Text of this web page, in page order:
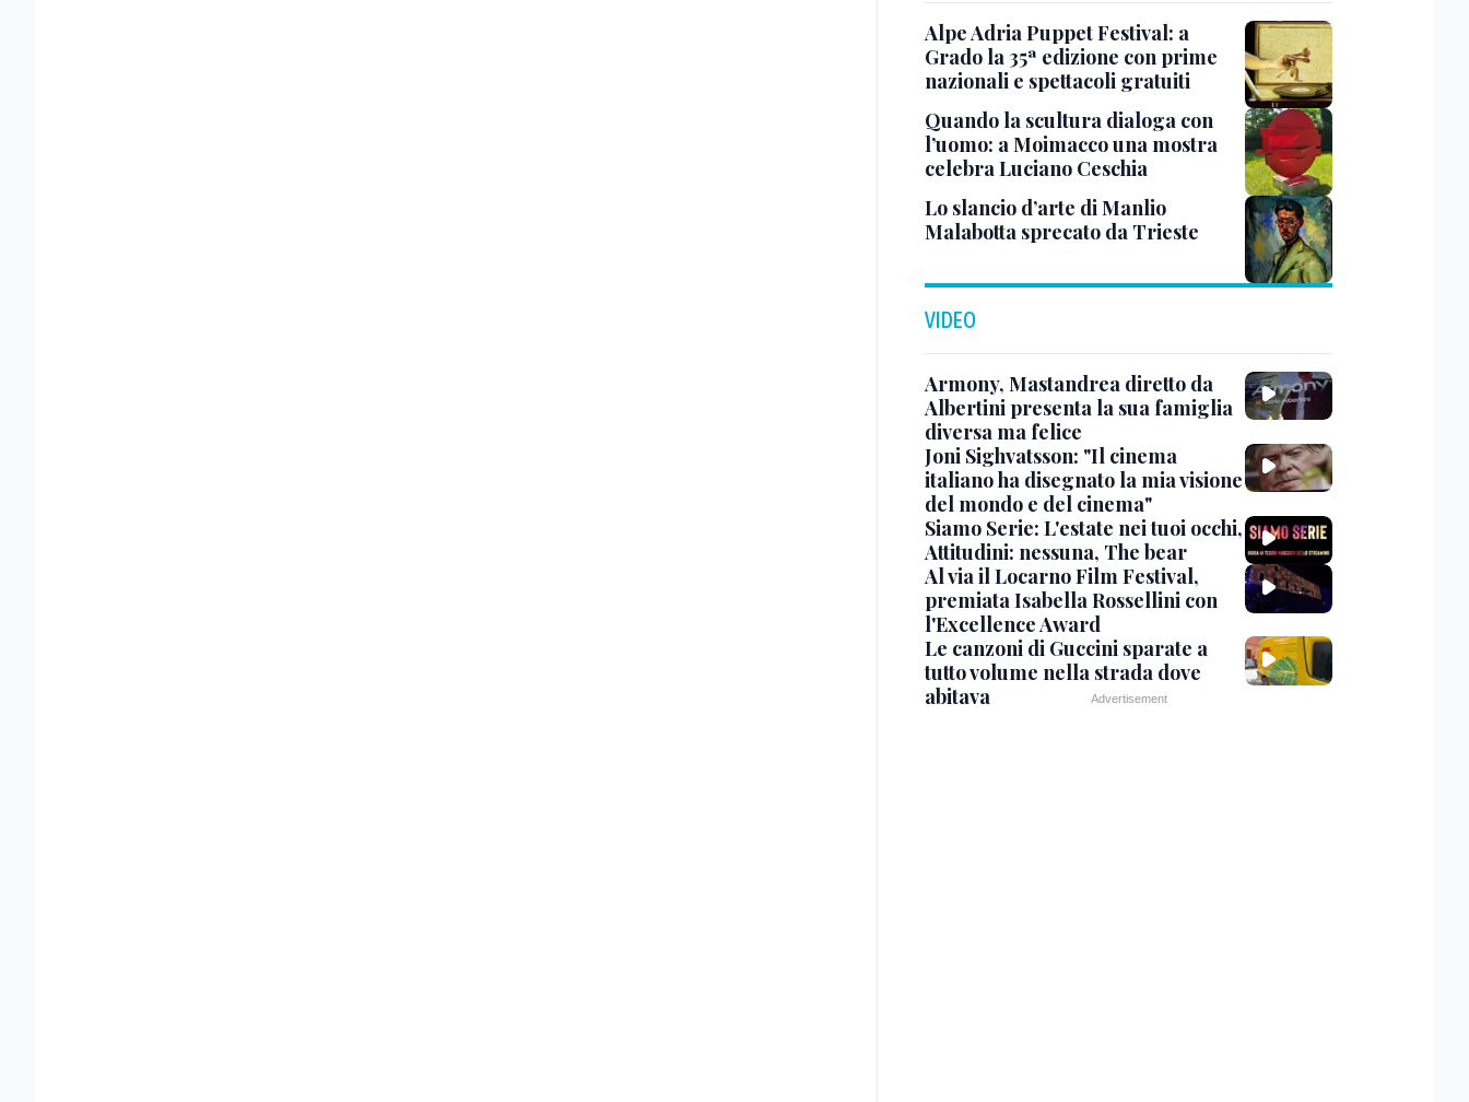
Alpe Adria Puppet Festival: a
Grado la 35ª edizione con prime
nazionali e spettacoli gratuiti
Quando la scultura dialoga con
l’uomo: a Moimacco una mostra
celebra Luciano Ceschia
Lo slancio d’arte di Manlio
Malabotta sprecato da Trieste
VIDEO
Armony, Mastandrea diretto da
Albertini presenta la sua famiglia
diversa ma felice
Joni Sighvatsson: "Il cinema
italiano ha disegnato la mia visione
del mondo e del cinema"
Siamo Serie: L'estate nei tuoi occhi,
Attitudini: nessuna, The bear
Al via il Locarno Film Festival,
premiata Isabella Rossellini con
l'Excellence Award
Le canzoni di Guccini sparate a
tutto volume nella strada dove
abitava